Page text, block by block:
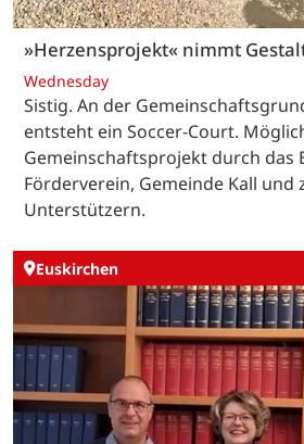
»Herzensprojekt« nimmt
Wednesday
Sistig. An der
entsteht ein Soccer-Court.
Gemeinschaftsprojekt durch das
Förderverein, Gemeinde Kall und
Unterstützern.
Euskirchen